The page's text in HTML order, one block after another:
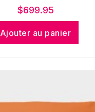
$699.95
Ajouter au panier